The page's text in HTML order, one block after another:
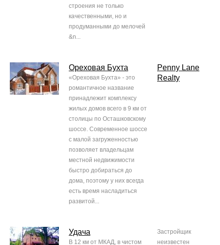
строения не только
качественными, но и
продуманными до мелочей
&n...
Ореховая Бухта
«Ореховая Бухта» - это
романтичное название
принадлежит комплексу
жилых домов всего в 9 км от
столицы по Осташковскому
шоссе. Современное шоссе
с малой загруженностью
позволяет владельцам
местной недвижимости
быстро добираться до
дома, поэтому у них всегда
есть время насладиться
развитой...
Penny Lane
Realty
Удача
В 12 км от МКАД, в чистом
Застройщик
неизвестен